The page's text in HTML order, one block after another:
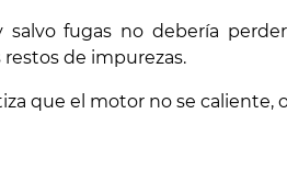
fugas no debería
de impurezas.
que el motor no se caliente,